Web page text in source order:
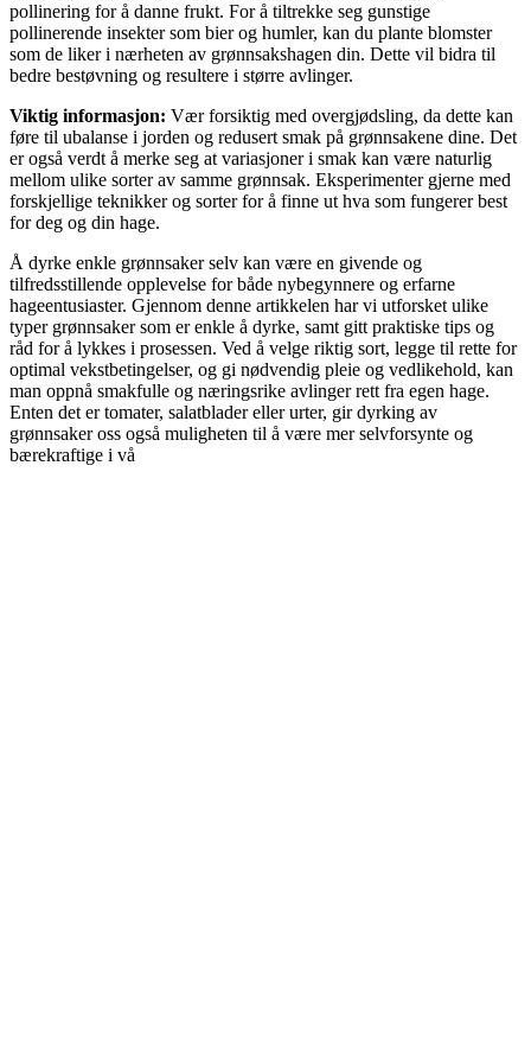
pollinering for å danne frukt. For å tiltrekke seg gunstige
pollinerende insekter som bier og humler, kan du plante blomster
som de liker i nærheten av grønnsakshagen din. Dette vil bidra til
bedre bestøvning og resultere i større avlinger.
Viktig informasjon: Vær forsiktig med overgjødsling, da dette kan
føre til ubalanse i jorden og redusert smak på grønnsakene dine. Det
er også verdt å merke seg at variasjoner i smak kan være naturlig
mellom ulike sorter av samme grønnsak. Eksperimenter gjerne med
forskjellige teknikker og sorter for å finne ut hva som fungerer best
for deg og din hage.
Å dyrke enkle grønnsaker selv kan være en givende og
tilfredsstillende opplevelse for både nybegynnere og erfarne
hageentusiaster. Gjennom denne artikkelen har vi utforsket ulike
typer grønnsaker som er enkle å dyrke, samt gitt praktiske tips og
råd for å lykkes i prosessen. Ved å velge riktig sort, legge til rette for
optimal vekstbetingelser, og gi nødvendig pleie og vedlikehold, kan
man oppnå smakfulle og næringsrike avlinger rett fra egen hage.
Enten det er tomater, salatblader eller urter, gir dyrking av
grønnsaker oss også muligheten til å være mer selvforsynte og
bærekraftige i vå